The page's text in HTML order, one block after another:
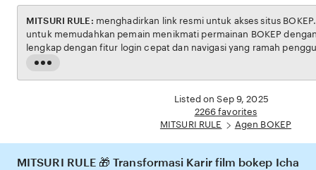
Read
the
MITSURI RULE:
untuk memudahkan pemain menikmati permainan BOKEP dengan aman dan transparan,
lengkap dengan fitur login cepat dan navigasi yang ramah pengguna. Setiap transaksi
dijamin aman, sementara update hasil dan informasi permainan selalu tersedia secara real-
Listed on Sep 9, 2025
2266 favorites
MITSURI RULE
Agen BOKEP
MITSURI RULE 🎁 Transformasi Karir film bokep Icha